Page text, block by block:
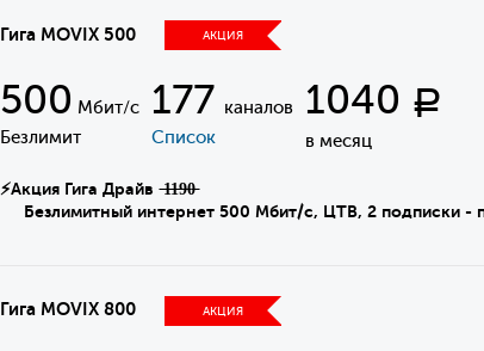
Гига MOVIX 500 АКЦИЯ
500 Мбит/с
Безлимит
177 каналов
Список
1040 Р
в месяц
⚡Акция Гига Драйв ̶1̶1̶9̶0̶
Безлимитный интернет 500 Мбит/с, ЦТВ, 2 подписки -
Гига MOVIX 800 АКЦИЯ